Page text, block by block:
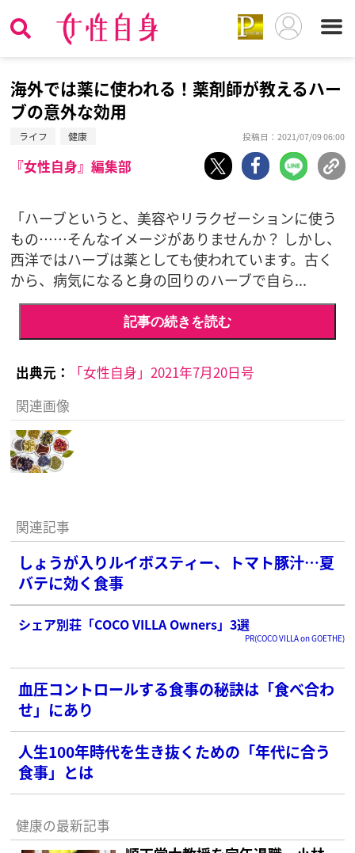
海外では薬に使われる！薬剤師が教えるハー
ブの意外な効用
ライフ 健康 投稿日：2021/07/09 06:00
『女性自身』編集部
「ハーブというと、美容やリラクゼーションに使う
もの……そんなイメージがありませんか？ しかし、
西洋ではハーブは薬としても使われています。古く
から、病気になると身の回りのハーブで自ら...
記事の続きを読む
出典元：
「女性自身」2021年7月20日号
関連画像
関連記事
しょうが入りルイボスティー、トマト豚汁…夏
バテに効く食事
シェア別荘「COCO VILLA Owners」3選
PR(COCO VILLA on GOETHE)
血圧コントロールする食事の秘訣は「食べ合わ
せ」にあり
人生100年時代を生き抜くための「年代に合う
食事」とは
健康の最新記事